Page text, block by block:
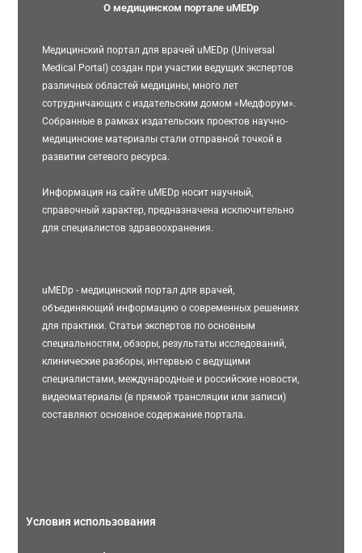
О медицинском портале uMEDp
Медицинский портал для врачей uMEDp (Universal
Medical Portal) создан при участии ведущих экспертов
различных областей медицины, много лет
сотрудничающих с издательским домом «Медфорум».
Собранные в рамках издательских проектов научно-
медицинские материалы стали отправной точкой в
развитии сетевого ресурса.
Информация на сайте uMEDp носит научный,
справочный характер, предназначена исключительно
для специалистов здравоохранения.
uMEDp - медицинский портал для врачей,
объединяющий информацию о современных решениях
для практики. Статьи экспертов по основным
специальностям, обзоры, результаты исследований,
клинические разборы, интервью с ведущими
специалистами, международные и российские новости,
видеоматериалы (в прямой трансляции или записи)
составляют основное содержание портала.
Условия использования